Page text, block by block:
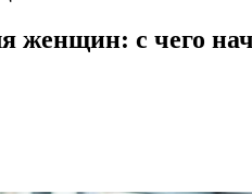
женщин: с чего